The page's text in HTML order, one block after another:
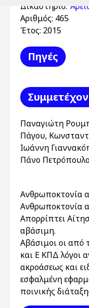
Δικαστήριο:
Αριθμός: 465
Έτος: 2015
Πηγές
Παναγιώτη
Πάγου,
Ιωάννη
Πάνο
Ανθρωποκτονία
Ανθρωποκτονία
Απορρίπτει
αβάσιμη.
Αβάσιμοι οι από
και Ε ΚΠΔ λόγοι
ακροάσεως και
εσφαλμένη
ποινικής